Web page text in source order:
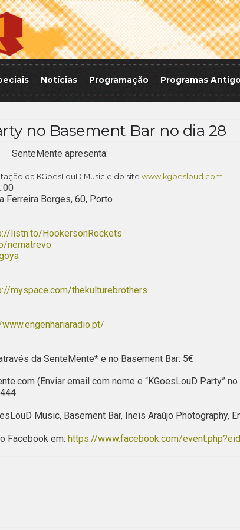
Notícias Programação Programas
no Basement Bar no dia 28
SenteMente apresenta:
da KGoesLouD Music e do site www.kgoesloud.com
Ferreira Borges, 60, Porto
listn.to/HookersonRockets
nematrevo
myspace.com/thekulturebrothers
da SenteMente* e no Basement Bar: 5€
(Enviar email com nome e “KGoesLouD Party”
Music, Basement Bar, Ineis Araújo Photography,
Facebook em: https://www.facebook.com/